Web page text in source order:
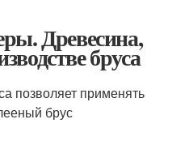
Древесина,
бруса
позволяет применять
брус